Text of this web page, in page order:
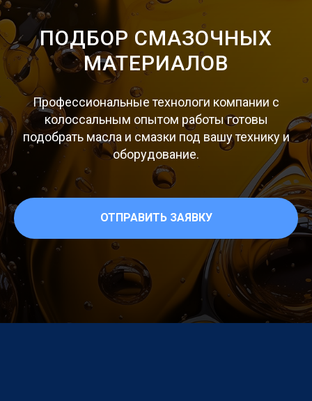
ПОДБОР СМАЗОЧНЫХ
МАТЕРИАЛОВ
Профессиональные технологи компании с
колоссальным опытом работы готовы
подобрать масла и смазки под вашу технику и
оборудование.
ОТПРАВИТЬ ЗАЯВКУ